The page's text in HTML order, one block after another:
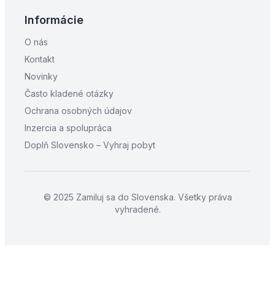
Informácie
O nás
Kontakt
Novinky
Často kladené otázky
Ochrana osobných údajov
Inzercia a spolupráca
Doplň Slovensko – Vyhraj pobyt
© 2025 Zamiluj sa do Slovenska. Všetky práva
vyhradené.